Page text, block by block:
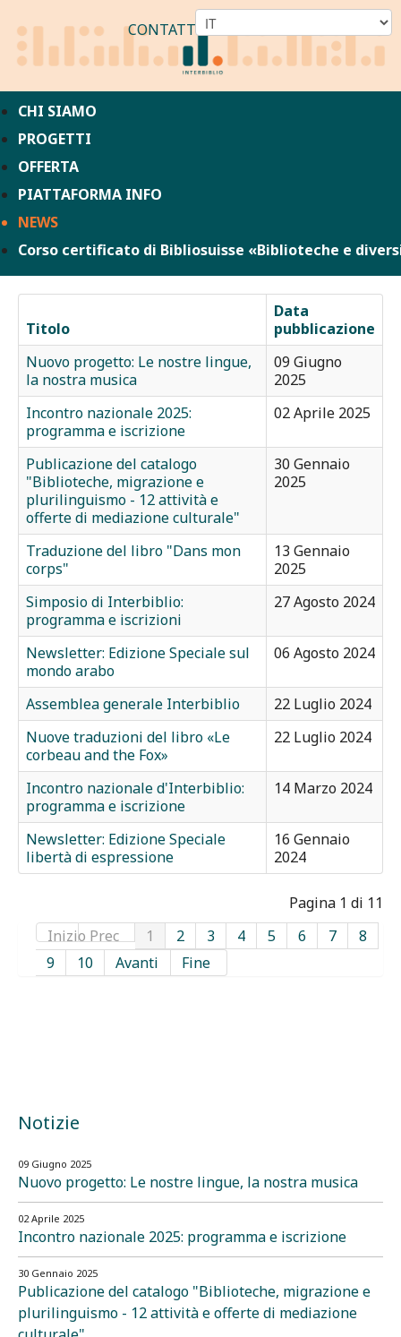
CONTATTO
CHI SIAMO
PROGETTI
OFFERTA
PIATTAFORMA INFO
NEWS
Corso certificato di Bibliosuisse «Biblioteche e
Titolo
Data
pubblicazione
Nuovo progetto: Le nostre lingue,
la nostra musica
09 Giugno
2025
Incontro nazionale 2025:
programma e iscrizione
02 Aprile 2025
Publicazione del catalogo
"Biblioteche, migrazione e
plurilinguismo - 12 attività e
offerte di mediazione culturale"
30 Gennaio
2025
Traduzione del libro "Dans mon
corps"
13 Gennaio
2025
Simposio di Interbiblio:
programma e iscrizioni
27 Agosto 2024
Newsletter: Edizione Speciale sul
mondo arabo
06 Agosto 2024
Assemblea generale Interbiblio
22 Luglio 2024
Nuove traduzioni del libro «Le
corbeau and the Fox»
22 Luglio 2024
Incontro nazionale d'Interbiblio:
programma e iscrizione
14 Marzo 2024
Newsletter: Edizione Speciale
libertà di espressione
16 Gennaio
2024
Pagina 1 di 11
Inizio Prec 1 2 3 4 5 6 7
8
9
10 Avanti Fine
Notizie
09 Giugno 2025
Nuovo progetto: Le nostre lingue, la nostra musica
02 Aprile 2025
Incontro nazionale 2025: programma e iscrizione
30 Gennaio 2025
Publicazione del catalogo "Biblioteche, migrazione e
plurilinguismo - 12 attività e offerte di mediazione